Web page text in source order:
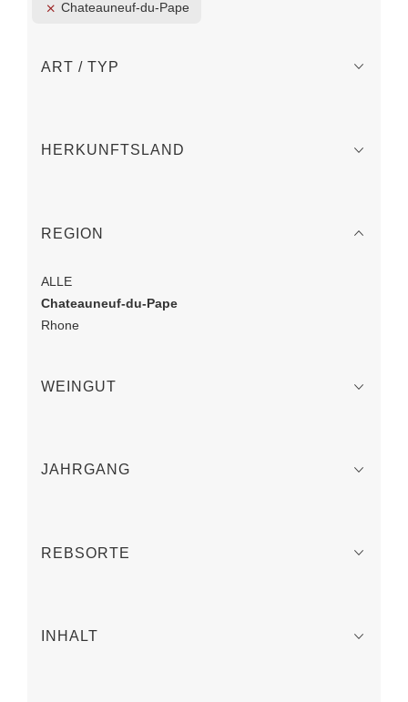
Chateauneuf-du-Pape
ART / TYP
HERKUNFTSLAND
REGION
ALLE
Chateauneuf-du-Pape
Rhone
WEINGUT
JAHRGANG
REBSORTE
INHALT